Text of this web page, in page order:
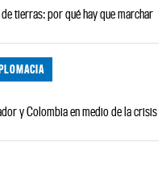
tierras: por qué hay que marchar
y Colombia en medio de la crisis